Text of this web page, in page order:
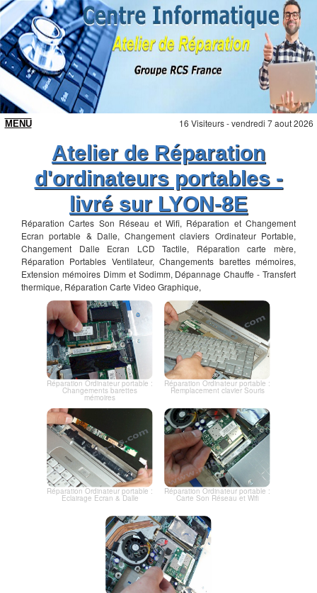
16 Visiteurs - vendredi 7 aout 2026
Atelier de Réparation
d'ordinateurs portables -
livré sur LYON-8E
Réparation Cartes Son Réseau et Wifi, Réparation et Changement
Ecran portable & Dalle, Changement claviers Ordinateur Portable,
Changement Dalle Ecran LCD Tactile, Réparation carte mère,
Réparation Portables Ventilateur, Changements barettes mémoires,
Extension mémoires Dimm et Sodimm, Dépannage Chauffe - Transfert
thermique, Réparation Carte Video Graphique,
Réparation Ordinateur portable :
Changements barettes
mémoires
Réparation Ordinateur portable :
Remplacement clavier Souris
Réparation Ordinateur portable :
Eclairage Ecran & Dalle
Réparation Ordinateur portable :
Carte Son Réseau et Wifi